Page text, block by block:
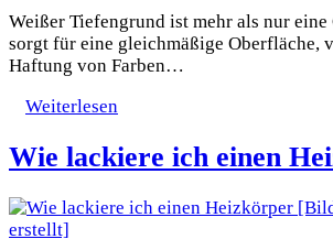
Weißer Tiefengrund ist mehr als nur
sorgt für eine gleichmäßige Oberfläche,
Haftung von Farben…
Weiterlesen
Wie lackiere ich einen